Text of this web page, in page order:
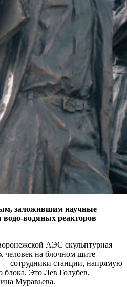
заложившим научные
водо-водяных реакторов
АЭС скульптурная
человек на блочном щите
сотрудники станции, напрямую
блока. Это Лев Голубев,
Муравьева.